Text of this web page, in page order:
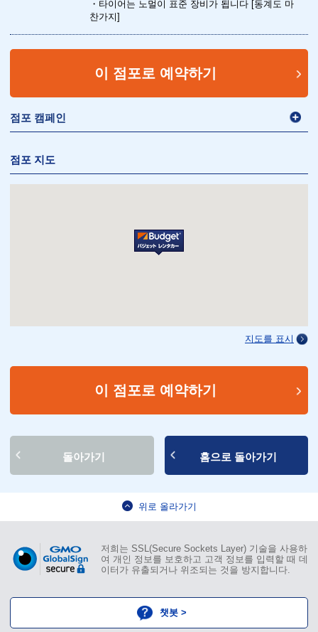
・타이어는 노멀이 표준 장비가 됩니다 [동계도 마
찬가지]
이 점포로 예약하기
점포 캠페인
점포 지도
지도를 표시
이 점포로 예약하기
돌아가기 홈으로 돌아가기
위로 올라가기
저희는 SSL(Secure Sockets Layer) 기술을 사용하
여 개인 정보를 보호하고 고객 정보를 입력할 때 데
이터가 유출되거나 위조되는 것을 방지합니다.
챗봇 >